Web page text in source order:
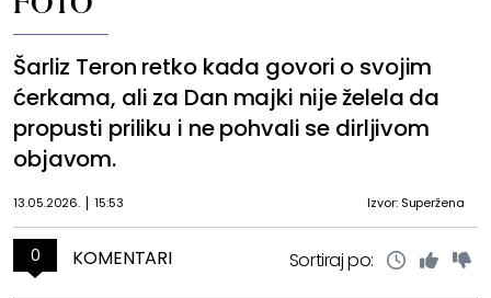
Šarliz Teron retko kada govori o svojim
ćerkama, ali za Dan majki nije želela da
propusti priliku i ne pohvali se dirljivom
objavom.
13.05.2026. 15:53 Izvor: Superžena
0 KOMENTARI Sortiraj po: